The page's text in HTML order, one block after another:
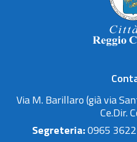
Via M. Barillaro (già via
Ce.Dir.
Segreteria:0965